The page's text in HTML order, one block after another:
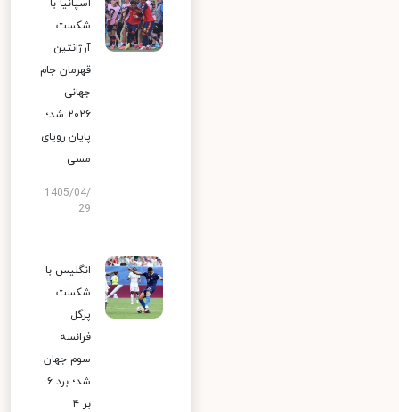
اسپانیا با
شکست
آرژانتین
قهرمان جام
جهانی
۲۰۲۶ شد؛
پایان رویای
مسی
1405/04/
29
انگلیس با
شکست
پرگل
فرانسه
سوم جهان
شد؛ برد ۶
بر ۴